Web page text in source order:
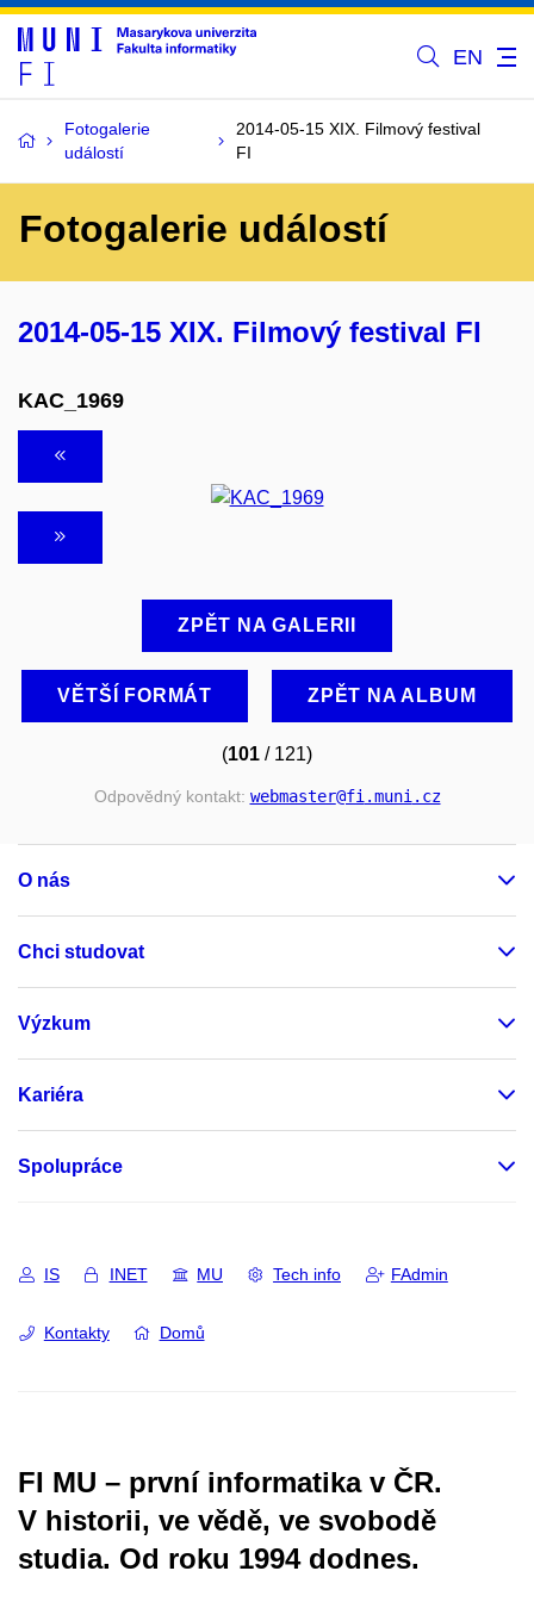
EN
Fotogalerie
událostí
2014-05-15 XIX. Filmový festival
FI
Fotogalerie událostí
2014-05-15 XIX. Filmový festival FI
KAC_1969
ZPĚT NA GALERII
VĚTŠÍ FORMÁT ZPĚT NA ALBUM
(101 / 121)
Odpovědný kontakt: webmaster@fi.muni.cz
O nás
Chci studovat
Výzkum
Kariéra
Spolupráce
IS INET MU Tech info FAdmin
Kontakty Domů
FI MU – první informatika v ČR.
V historii, ve vědě, ve svobodě
studia. Od roku 1994 dodnes.